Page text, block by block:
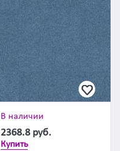
В наличии
2368.8 руб.
Купить